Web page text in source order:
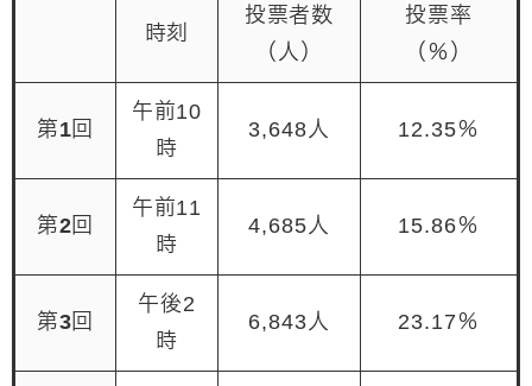
時刻
投票者数
（人）
投票率
（％）
第1回
午前10
時
3,648人 12.35％
第2回
午前11
時
4,685人 15.86％
第3回
午後2
時
6,843人 23.17％